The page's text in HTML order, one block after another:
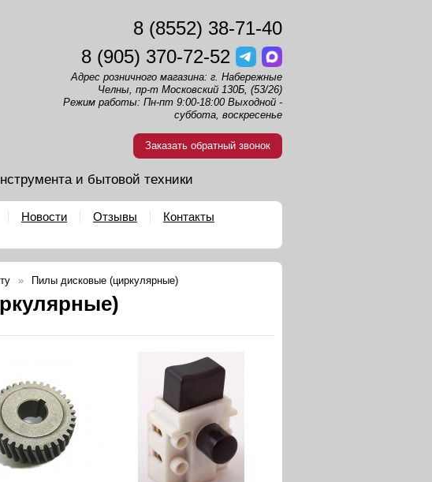
8 (8552) 38-71-40
8 (905) 370-72-52
Адрес розничного магазина: г. Набережные
Челны, пр-т Московский 130Б, (53/26)
Режим работы: Пн-пт 9:00-18:00 Выходной -
суббота, воскресенье
Заказать обратный звонок
и бытовой техники
Новости Отзывы
Контакты
Пилы дисковые (циркулярные)